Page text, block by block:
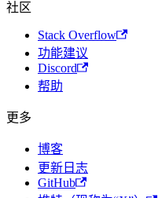
社区
Stack Overflow
功能建议
Discord
帮助
更多
博客
更新日志
GitHub